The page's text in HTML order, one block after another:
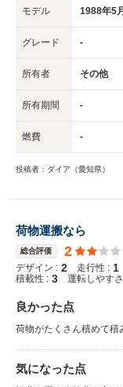
モデル 1988年5
グレード -
所有者 その他
所有期間 -
燃費 -
投稿者：ダイア（愛知県）
荷物運搬なら
総合評価 2
デザイン : 2 走行性 : 1
積載性 : 3 運転しやす
良かった点
荷物がたくさん積めて積
気になった点